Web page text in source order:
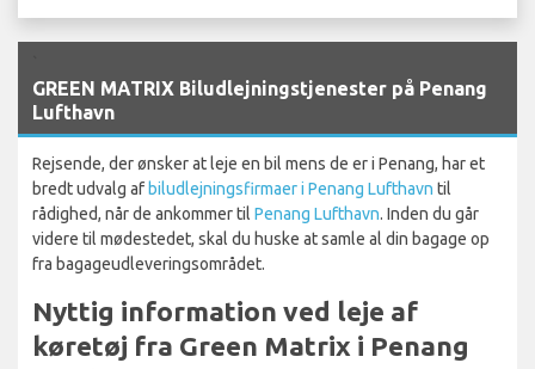
GREEN MATRIX Biludlejningstjenester på Penang
Lufthavn
Rejsende, der ønsker at leje en bil mens de er i Penang, har et
bredt udvalg afbiludlejningsfirmaer i Penang Lufthavn til
rådighed, når de ankommer til Penang Lufthavn. Inden du går
videre til mødestedet, skal du huske at samle al din bagage op
fra bagageudleveringsområdet.
Nyttig information ved leje af
køretøj fra Green Matrix i Penang